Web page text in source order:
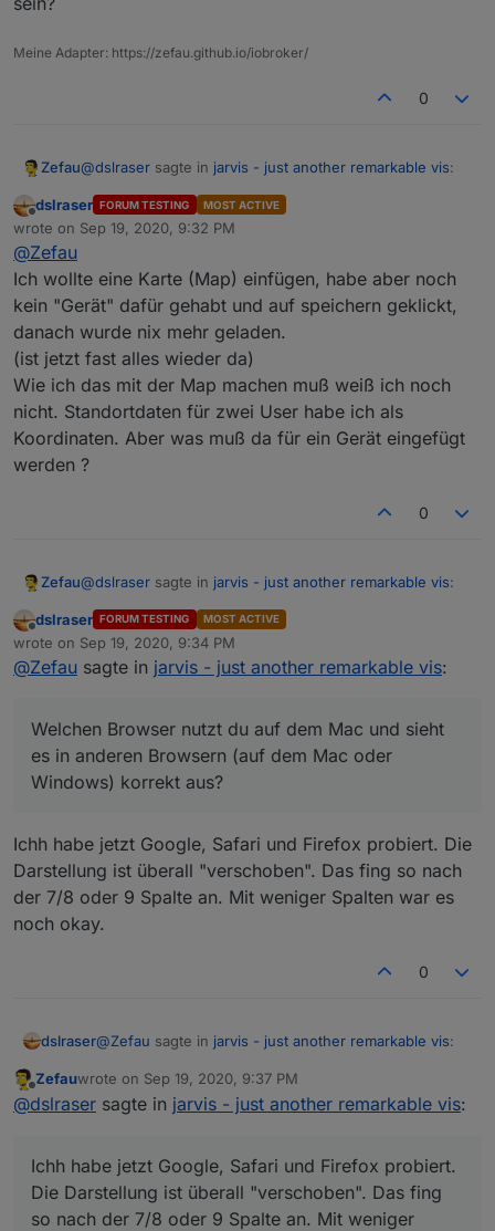
Meine Adapter: https://zefau.github.io/iobroker/
0
Zefau@dslraser sagte in jarvis - just another remarkable vis:
da fehlt schon was ....(leider nicht gesichert vor
fixed layout
EDIT: wird nicht exakt sein wie vorher, da halt schon was
fehlte. Hoffe aber, dass es zum restore für dich reicht.
Was hast du denn konkret gemacht, dass die
Konfiguration jetzt so aussah? Muss ja ein Bug in jarvis
sein?
Offline
dslraser FORUM TESTING MOST ACTIVE
wrote on Sep 19, 2020, 9:32 PM
last edited by
@Zefau
Ich wollte eine Karte (Map) einfügen, habe aber noch
kein "Gerät" dafür gehabt und auf speichern geklickt,
danach wurde nix mehr geladen.
(ist jetzt fast alles wieder da)
Wie ich das mit der Map machen muß weiß ich noch
nicht. Standortdaten für zwei User habe ich als
Koordinaten. Aber was muß da für ein Gerät eingefügt
werden ?
0
Zefau@dslraser sagte in jarvis - just another remarkable vis:
Ich habe jetzt mal alle meine Lampen eingefügt. Auf
dem Mac sieht es dann so aus...?
Welchen Browser nutzt du auf dem Mac und sieht es in
korrekt aus?
https://github.com/Zefau/ioBroker.jarvis/issues/86
Offline
dslraser FORUM TESTING MOST ACTIVE
wrote on Sep 19, 2020, 9:34 PM
last edited by
@Zefau sagte in jarvis - just another remarkable vis:
Welchen Browser nutzt du auf dem Mac und sieht
es in anderen Browsern (auf dem Mac oder
Windows) korrekt aus?
Ichh habe jetzt Google, Safari und Firefox probiert. Die
Darstellung ist überall "verschoben". Das fing so nach
der 7/8 oder 9 Spalte an. Mit weniger Spalten war es
noch okay.
0
dslraser@Zefau sagte in jarvis - just another remarkable vis:
Welchen Browser nutzt du auf dem Mac und
Darstellung ist überall "verschoben". Das fing so nach
der 7/8 oder 9 Spalte an. Mit weniger Spalten war es
noch okay.
Offline
Zefauwrote on Sep 19, 2020, 9:37 PM
last edited by
@dslraser sagte in jarvis - just another remarkable vis:
Ichh habe jetzt Google, Safari und Firefox probiert.
Die Darstellung ist überall "verschoben". Das fing
so nach der 7/8 oder 9 Spalte an. Mit weniger